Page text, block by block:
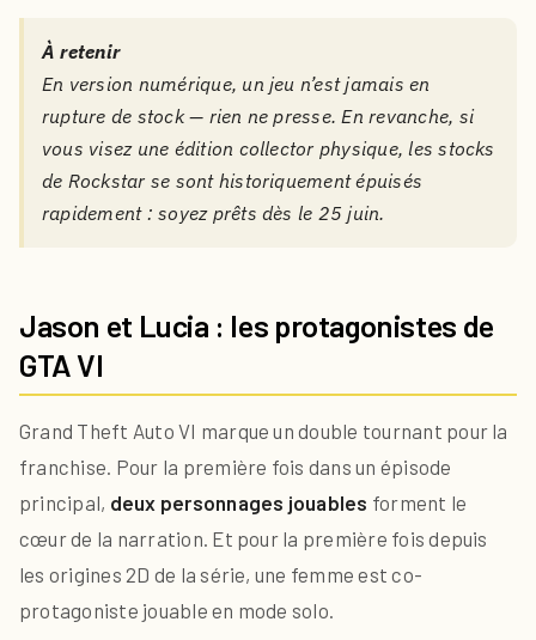
À retenir
En version numérique, un jeu n’est jamais en
rupture de stock — rien ne presse. En revanche, si
vous visez une édition collector physique, les stocks
de Rockstar se sont historiquement épuisés
rapidement : soyez prêts dès le 25 juin.
Jason et Lucia : les protagonistes de
GTA VI
Grand Theft Auto VI marque un double tournant pour la
franchise. Pour la première fois dans un épisode
principal, deux personnages jouables forment le
cœur de la narration. Et pour la première fois depuis
les origines 2D de la série, une femme est co-
protagoniste jouable en mode solo.